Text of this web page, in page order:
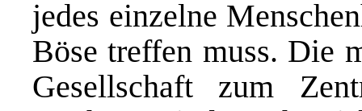
jedes einzelne
Böse treffen muss. Die
Gesellschaft zum